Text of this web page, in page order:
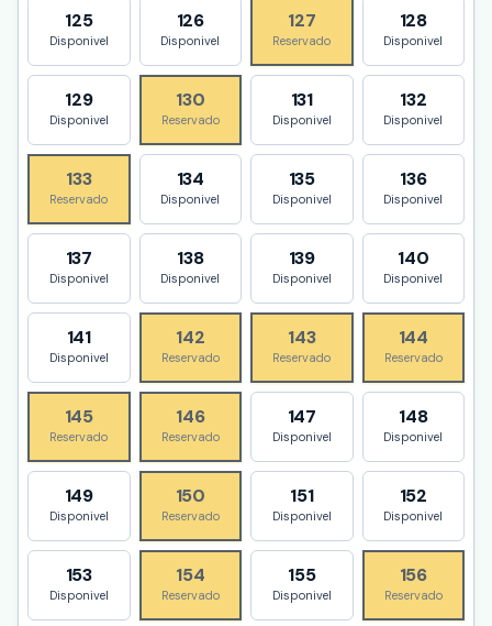
125
Disponivel
126
Disponivel
127
Reservado
128
Disponivel
129
Disponivel
130
Reservado
131
Disponivel
132
Disponivel
133
Reservado
134
Disponivel
135
Disponivel
136
Disponivel
137
Disponivel
138
Disponivel
139
Disponivel
140
Disponivel
141
Disponivel
142
Reservado
143
Reservado
144
Reservado
145
Reservado
146
Reservado
147
Disponivel
148
Disponivel
149
Disponivel
150
Reservado
151
Disponivel
152
Disponivel
153
Disponivel
154
Reservado
155
Disponivel
156
Reservado